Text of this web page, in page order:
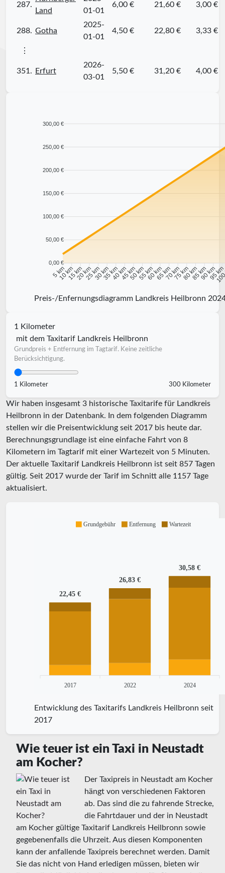
287.
Land
01-01
6,00 € 21,60 € 3,00 €
288. Gotha
2025-
01-01
4,50 € 22,80 € 3,33 €
⋮
351. Erfurt
2026-
03-01
5,50 € 31,20 € 4,00 €
300,00 €
250,00 €
200,00 €
150,00 €
100,00 €
50,00 €
0,00 €
5 km
10 km15 km20 km25 km30 km35 km40 km45 km50 km55 km60 km65 km70 km75 km80 km85 km90 km95 km
Preis-/Enfernungsdiagramm Landkreis Heilbronn
1 Kilometer
mit dem Taxitarif Landkreis Heilbronn
Grundpreis + Entfernung im Tagtarif. Keine zeitliche
Berücksichtigung.
1 Kilometer 300 Kilometer
Wir haben insgesamt 3 historische Taxitarife für Landkreis
Heilbronn in der Datenbank. In dem folgenden Diagramm
stellen wir die Preisentwicklung seit 2017 bis heute dar.
Berechnungsgrundlage ist eine einfache Fahrt von 8
Kilometern im Tagtarif mit einer Wartezeit von 5 Minuten.
Der aktuelle Taxitarif Landkreis Heilbronn ist seit 857 Tagen
gültig. Seit 2017 wurde der Tarif im Schnitt alle 1157 Tage
aktualisiert.
22,45 €
26,83 €
30,58 €
2017 2022 2024
Grundgebühr Entfernung Wartezeit
Entwicklung des Taxitarifs Landkreis Heilbronn seit
2017
Wie teuer ist ein Taxi in Neustadt
am Kocher?
Der Taxipreis in Neustadt am Kocher
hängt von verschiedenen Faktoren
ab. Das sind die zu fahrende Strecke,
die Fahrtdauer und der in Neustadt
am Kocher gültige Taxitarif Landkreis Heilbronn sowie
gegebenenfalls die Uhrzeit. Aus diesen Komponenten
kann der anfallende Taxipreis berechnet werden. Damit
Sie das nicht von Hand erledigen müssen, bieten wir